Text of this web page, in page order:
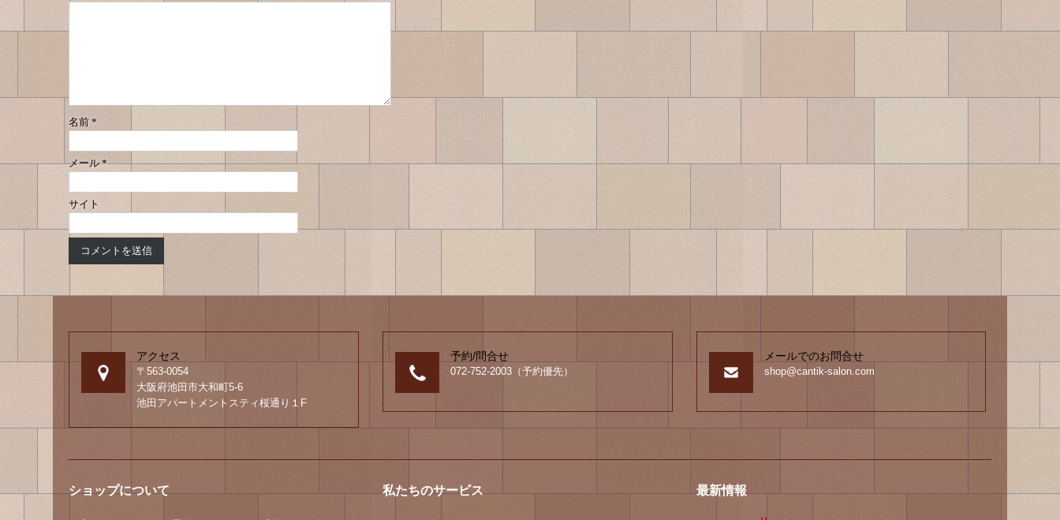
名前 *
メール*
サイト
アクセス
〒563-0054
大阪府池田市大和町5-6
池田アパートメントスティ桜通り１F
予約/問合せ
072-752-2003（予約優先）
メールでのお問合せ
shop@cantik-salon.com
ショップについて 私たちのサービス 最新情報